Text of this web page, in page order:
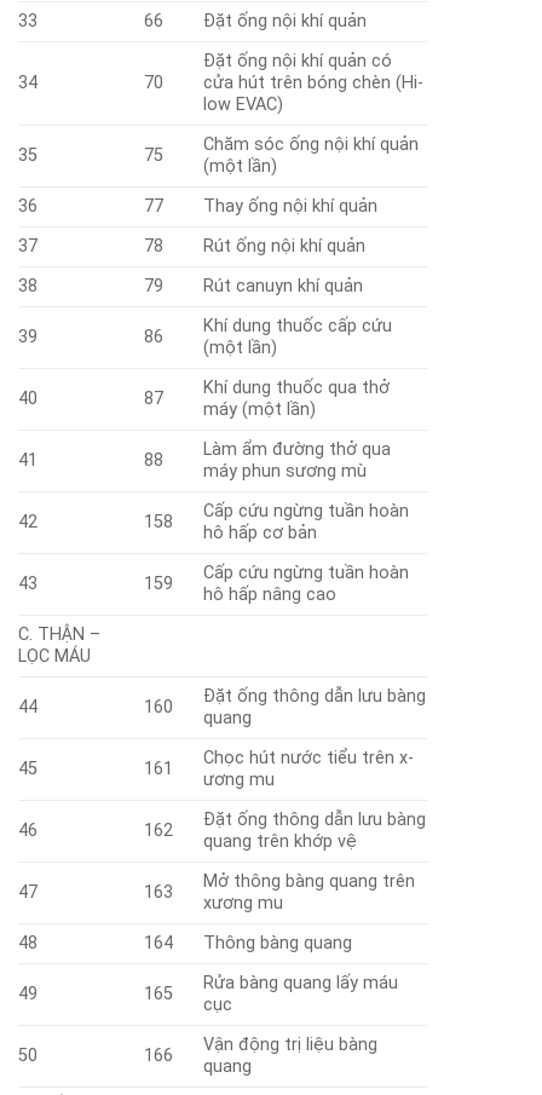
33
66 Đặt ống nội khí quản
34 70
Đặt ống nội khí quản có
cửa hút trên bóng chèn (Hi-
low EVAC)
35 75
Chăm sóc ống nội khí quản
(một lần)
36
77
Thay ống nội khí quản
37
78
Rút ống nội khí quản
38
79 Rút canuyn khí quản
39 86
Khí dung thuốc cấp cứu
(một lần)
40 87
Khí dung thuốc qua thở
máy (một lần)
41 88
Làm ẩm đường thở qua
máy phun sư­ơng mù
42 158
Cấp cứu ngừng tuần hoàn
hô hấp cơ bản
43 159
Cấp cứu ngừng tuần hoàn
hô hấp nâng cao
C. THẬN –
LỌC MÁU
44 160
Đặt ống thông dẫn lưu bàng
quang
45 161
Chọc hút nước tiểu trên x­
ương mu
46 162
Đặt ống thông dẫn lưu bàng
quang trên khớp vệ
47 163
Mở thông bàng quang trên
xương mu
48
164 Thông bàng quang
49 165
Rửa bàng quang lấy máu
cục
50 166
Vận động trị liệu bàng
quang